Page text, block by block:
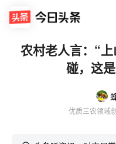
农村老人言：“
碰，这
优质三农领域